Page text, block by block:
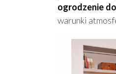
ogrodzenie
warunki